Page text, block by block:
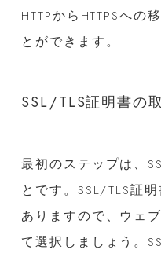
HTTPからHTTPSへの
とができます。
SSL/TLS証明書の
最初のステップは、
とです。SSL/TLS証
ありますので、ウェ
て選択しましょう。